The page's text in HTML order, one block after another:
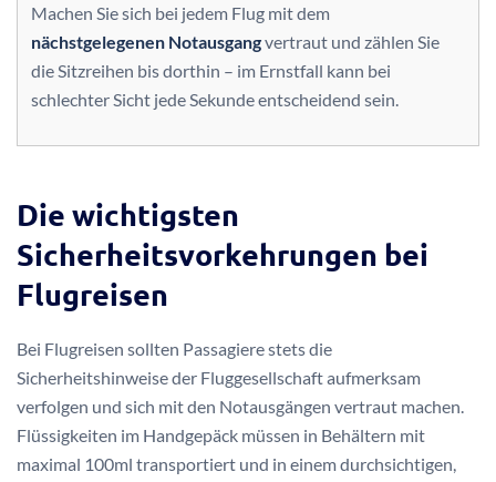
Machen Sie sich bei jedem Flug mit dem
nächstgelegenen Notausgangvertraut und zählen Sie
die Sitzreihen bis dorthin – im Ernstfall kann bei
schlechter Sicht jede Sekunde entscheidend sein.
Die wichtigsten
Sicherheitsvorkehrungen bei
Flugreisen
Bei Flugreisen sollten Passagiere stets die
Sicherheitshinweise der Fluggesellschaft aufmerksam
verfolgen und sich mit den Notausgängen vertraut machen.
Flüssigkeiten im Handgepäck müssen in Behältern mit
maximal 100ml transportiert und in einem durchsichtigen,